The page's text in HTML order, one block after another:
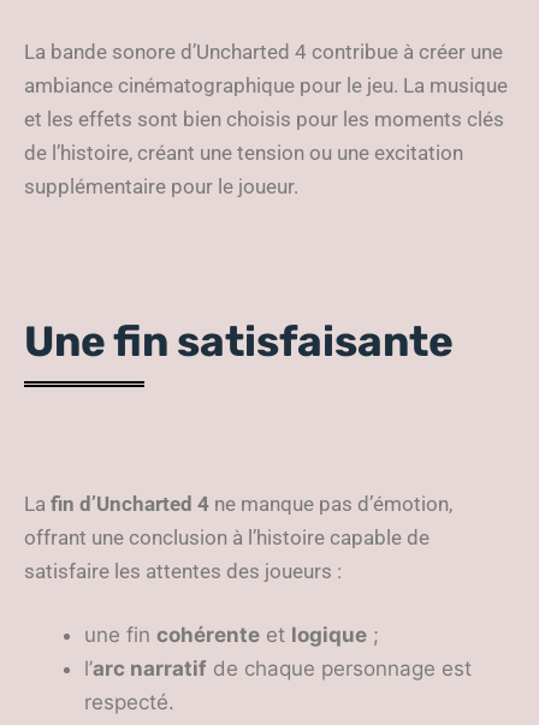
La bande sonore d’Uncharted 4 contribue à créer une
ambiance cinématographique pour le jeu. La musique
et les effets sont bien choisis pour les moments clés
de l’histoire, créant une tension ou une excitation
supplémentaire pour le joueur.
Une fin satisfaisante
La fin d’Uncharted 4 ne manque pas d’émotion,
offrant une conclusion à l’histoire capable de
satisfaire les attentes des joueurs :
une fin cohérente et logique ;
l’arc narratif de chaque personnage est
respecté.